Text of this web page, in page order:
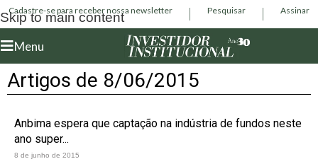
Skip to main content
Cadastre-se para receber nossa newsletter Pesquisar Assinar
Menu
Artigos de 8/06/2015
Anbima espera que captação na indústria de fundos neste
ano super...
8 de junho de 2015